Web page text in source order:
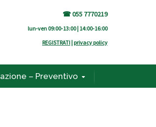
☎ 055 7770219
lun-ven 09:00-13:00 | 14:00-16:00
REGISTRATI | privacy policy
– Preventivo